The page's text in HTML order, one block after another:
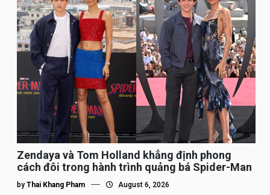
Zendaya và Tom Holland khẳng định phong
cách đôi trong hành trình quảng bá Spider-Man
by Thai Khang Pham August 6, 2026